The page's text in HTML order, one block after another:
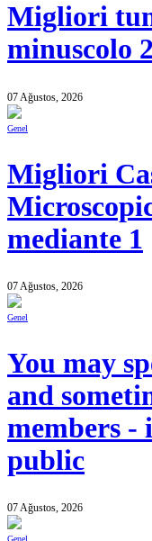
Migliori
minuscolo
07 Ağustos, 2026
Genel
Migliori
mediante 1
07 Ağustos, 2026
Genel
You may
and
members -
public
07 Ağustos, 2026
Genel